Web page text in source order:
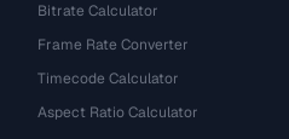
Bitrate Calculator
Frame Rate Converter
Timecode Calculator
Aspect Ratio Calculator